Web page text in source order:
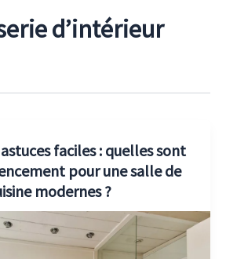
d’intérieur
faciles : quelles sont
pour une salle de
modernes ?